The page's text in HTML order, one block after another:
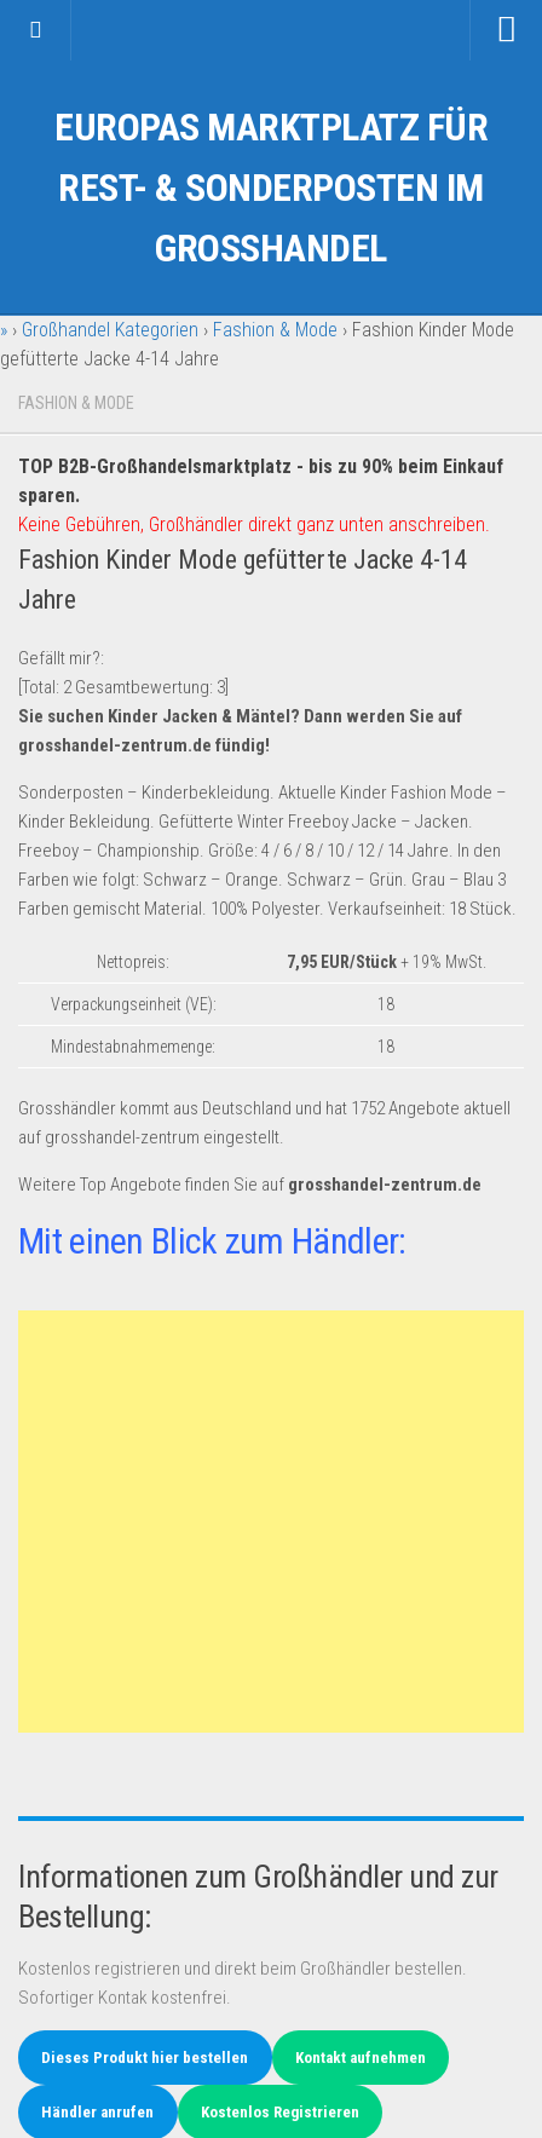
Kategorien
Auto & Motorrad
Fahrzeuge & Transport
Garten & Werkzeug
Geschäft, Büro & Schreibwaren
Geschenkartikel
Handy und Smartphone
Kosmetik & Pflege
Lebensmittel & Getränke
Multimedia & Elektro
Münzen
Spielzeug & Games
Uhren & Schmuck
Wohnen & Einrichten
Restposten-Angebote
eBay Restposten kaufen
Sonderposten-Angebote
Saison & Eventprodkte
B2B Produkte
Aldi
EUROPAS MARKTPLATZ FÜR
REST- & SONDERPOSTEN IM
GROSSHANDEL
» › Großhandel Kategorien › Fashion & Mode › Fashion Kinder Mode
gefütterte Jacke 4-14 Jahre
FASHION & MODE
TOP B2B-Großhandelsmarktplatz - bis zu 90% beim Einkauf
sparen.
Keine Gebühren, Großhändler direkt ganz unten anschreiben.
Fashion Kinder Mode gefütterte Jacke 4-14
Jahre
Gefällt mir?:
[Total: 2Gesamtbewertung: 3
Sie suchen Kinder Jacken & Mäntel? Dann werden Sie auf
grosshandel-zentrum.de fündig!
Sonderposten – Kinderbekleidung. Aktuelle Kinder Fashion Mode –
Kinder Bekleidung. Gefütterte Winter Freeboy Jacke – Jacken.
Freeboy – Championship. Größe: 4 / 6 / 8 / 10 / 12 / 14 Jahre. In den
Farben wie folgt: Schwarz – Orange. Schwarz – Grün. Grau – Blau 3
Farben gemischt Material. 100% Polyester. Verkaufseinheit: 18 Stück.
Nettopreis: 7,95 EUR/Stück+ 19% MwSt.
Verpackungseinheit (VE): 18
Mindestabnahmemenge: 18
Grosshändler kommt aus Deutschland und hat 1752 Angebote aktuell
auf grosshandel-zentrum eingestellt.
Weitere Top Angebote finden Sie auf grosshandel-zentrum.de
Mit einen Blick zum Händler:
Informationen zum Großhändler und zur
Bestellung:
Kostenlos registrieren und direkt beim Großhändler bestellen.
Sofortiger Kontak kostenfrei.
Dieses Produkt hier bestellen Kontakt aufnehmen
Händler anrufen Kostenlos Registrieren